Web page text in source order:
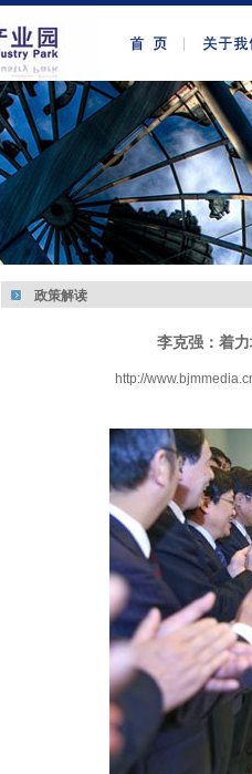
政策解读
李克强：着
http://